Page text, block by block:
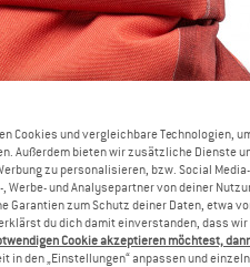
Cookies und vergleichbare Technologien,
Außerdem bieten wir zusätzliche Dienste
zu personalisieren, bzw. Social
, Werbe- und Analysepartner von deiner
Garantien zum Schutz deiner Daten, etwa
du dich damit einverstanden, dass
Cookie akzeptieren möchtest,
in den „Einstellungen“ anpassen und